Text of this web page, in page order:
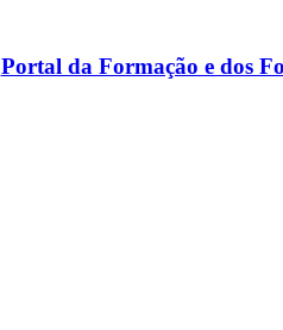
Portal da Formação e dos